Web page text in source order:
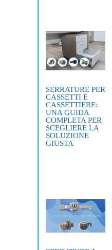
SERRATURE PER
CASSETTI E
CASSETTIERE:
UNA GUIDA
COMPLETA PER
SCEGLIERE LA
SOLUZIONE
GIUSTA